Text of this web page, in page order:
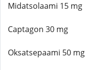
Midatsolaami 15 mg
Captagon 30 mg
Oksatsepaami 50 mg